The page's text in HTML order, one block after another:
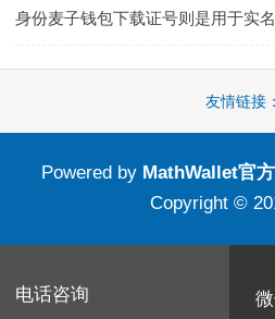
身份麦子钱包下载证号则是用于实
友情链接：
Powered by MathWallet官方
Copyright ©
电话咨询